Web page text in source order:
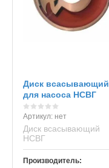
Диск всасывающий
для насоса НСВГ
Артикул: нет
Диск всасывающий
НСВГ
Производитель: